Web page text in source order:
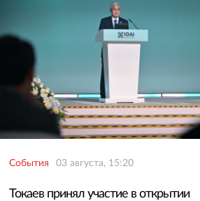
События 03 августа, 15:20
Токаев принял участие в открытии